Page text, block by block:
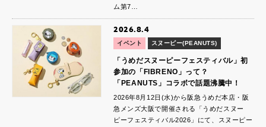
ム第7…
2026.8.4
イベント スヌーピー(PEANUTS)
「うめだスヌーピーフェスティバル」初
参加の「FIBRENO」って？
「PEANUTS」コラボで話題沸騰中！
2026年8月12日(水)から阪急うめだ本店・阪
急メンズ大阪で開催される「うめだスヌー
ピーフェスティバル2026」にて、スヌーピー